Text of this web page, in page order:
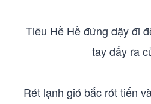
Tiêu Hề Hề đứng dậy đi
tay đẩy ra
Rét lạnh gió bắc rót tiến